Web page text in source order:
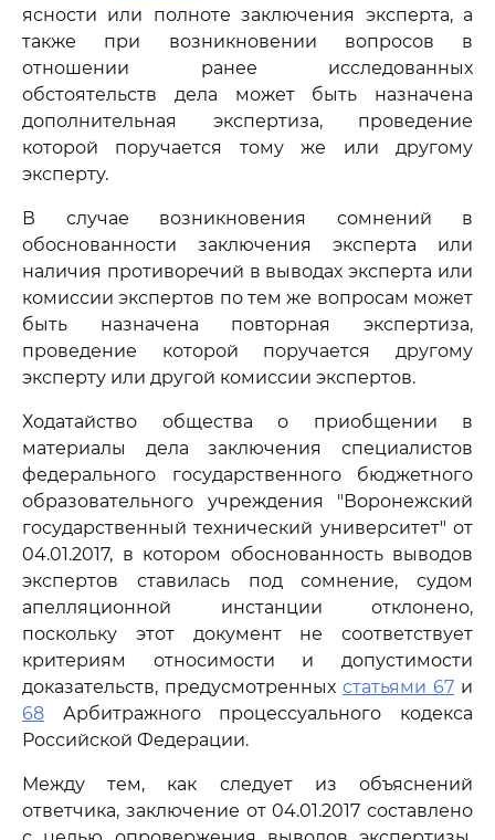
ясности или полноте заключения эксперта, а
также при возникновении вопросов в
отношении ранее исследованных
обстоятельств дела может быть назначена
дополнительная экспертиза, проведение
которой поручается тому же или другому
эксперту.
В случае возникновения сомнений в
обоснованности заключения эксперта или
наличия противоречий в выводах эксперта или
комиссии экспертов по тем же вопросам может
быть назначена повторная экспертиза,
проведение которой поручается другому
эксперту или другой комиссии экспертов.
Ходатайство общества о приобщении в
материалы дела заключения специалистов
федерального государственного бюджетного
образовательного учреждения "Воронежский
государственный технический университет" от
04.01.2017, в котором обоснованность выводов
экспертов ставилась под сомнение, судом
апелляционной инстанции отклонено,
поскольку этот документ не соответствует
критериям относимости и допустимости
доказательств, предусмотренных статьями 67 и
68 Арбитражного процессуального кодекса
Российской Федерации.
Между тем, как следует из объяснений
ответчика, заключение от 04.01.2017 составлено